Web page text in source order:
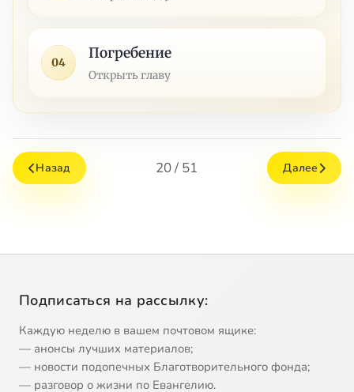
04
Погребение
Открыть главу
Назад 20 / 51 Далее
Подписаться на рассылку:
Каждую неделю в вашем почтовом ящике:
— анонсы лучших материалов;
— новости подопечных Благотворительного фонда;
— разговор о жизни по Евангелию.